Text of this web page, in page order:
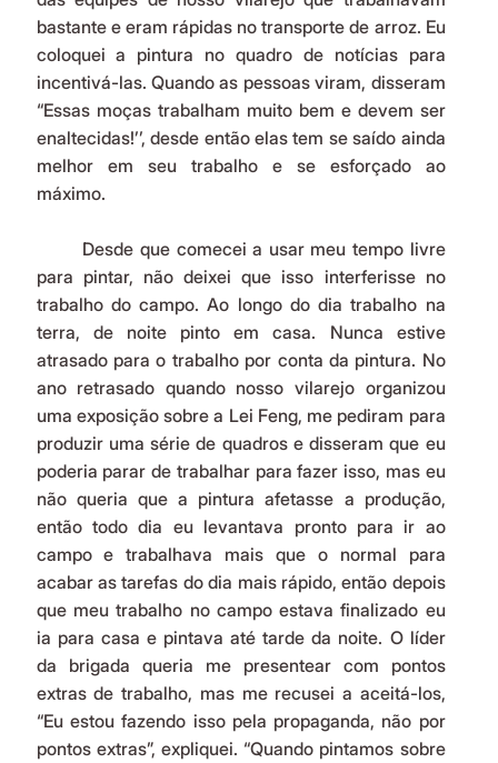
bastante e eram rápidas no transporte de arroz. Eu
coloquei a pintura no quadro de notícias para
incentivá-las. Quando as pessoas viram, disseram
“Essas moças trabalham muito bem e devem ser
enaltecidas!’’, desde então elas tem se saído ainda
melhor em seu trabalho e se esforçado ao
máximo.
para pintar, não deixei que isso interferisse no
trabalho do campo. Ao longo do dia trabalho na
terra, de noite pinto em casa. Nunca estive
atrasado para o trabalho por conta da pintura. No
ano retrasado quando nosso vilarejo organizou
uma exposição sobre a Lei Feng, me pediram para
produzir uma série de quadros e disseram que eu
poderia parar de trabalhar para fazer isso, mas eu
não queria que a pintura afetasse a produção,
então todo dia eu levantava pronto para ir ao
campo e trabalhava mais que o normal para
acabar as tarefas do dia mais rápido, então depois
que meu trabalho no campo estava finalizado eu
ia para casa e pintava até tarde da noite. O líder
da brigada queria me presentear com pontos
extras de trabalho, mas me recusei a aceitá-los,
“Eu estou fazendo isso pela propaganda, não por
pontos extras”, expliquei. “Quando pintamos sobre